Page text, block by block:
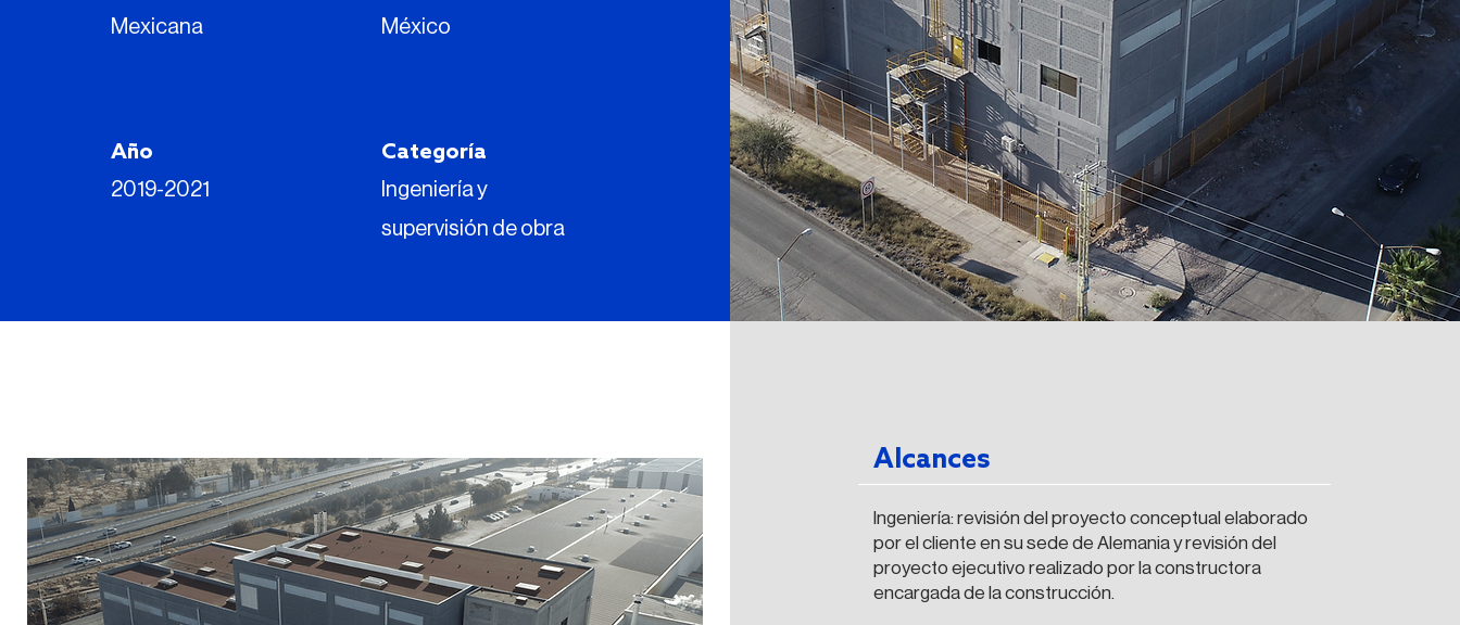
Mexicana
Año
2019-2021
México
Categoría
Ingeniería y
supervisión de obra
Alcances
Ingeniería: revisión del proyecto conceptual elaborado
por el cliente en su sede de Alemania y revisión del
proyecto ejecutivo realizado por la constructora
encargada de la construcción.